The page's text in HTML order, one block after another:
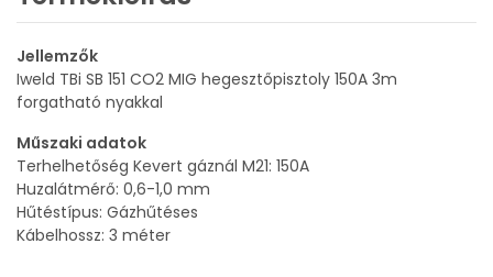
Jellemzők
Iweld TBi SB 151 CO2 MIG hegesztőpisztoly 150A 3m
forgatható nyakkal
Műszaki adatok
Terhelhetőség Kevert gáznál M21: 150A
Huzalátmérő: 0,6-1,0 mm
Hűtéstípus: Gázhűtéses
Kábelhossz: 3 méter